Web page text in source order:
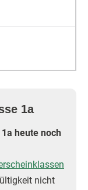
1a
heute noch
nicht